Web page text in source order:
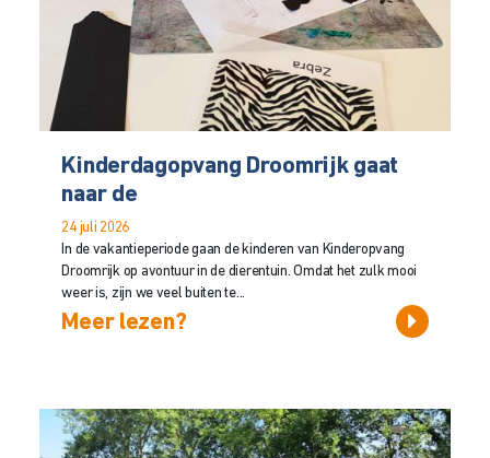
Kinderdagopvang Droomrijk gaat
naar de
24 juli 2026
In de vakantieperiode gaan de kinderen van Kinderopvang
Droomrijk op avontuur in de dierentuin. Omdat het zulk mooi
weer is, zijn we veel buiten te...
Meer lezen?